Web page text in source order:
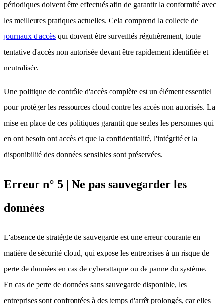
périodiques doivent être effectués afin de garantir la conformité avec
les meilleures pratiques actuelles. Cela comprend la collecte de
journaux d'accès qui doivent être surveillés régulièrement, toute
tentative d'accès non autorisée devant être rapidement identifiée et
neutralisée.
Une politique de contrôle d'accès complète est un élément essentiel
pour protéger les ressources cloud contre les accès non autorisés. La
mise en place de ces politiques garantit que seules les personnes qui
en ont besoin ont accès et que la confidentialité, l'intégrité et la
disponibilité des données sensibles sont préservées.
Erreur n° 5 | Ne pas sauvegarder les
données
L'absence de stratégie de sauvegarde est une erreur courante en
matière de sécurité cloud, qui expose les entreprises à un risque de
perte de données en cas de cyberattaque ou de panne du système.
En cas de perte de données sans sauvegarde disponible, les
entreprises sont confrontées à des temps d'arrêt prolongés, car elles